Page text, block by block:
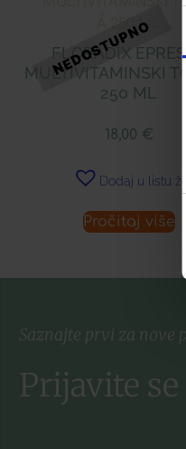
FLORADIX
MULTIVITAMINSKI
250 ML
18,00 €
Dodaj u listu
Pročitaj više
Saznajte prvi za nove
Prijavite